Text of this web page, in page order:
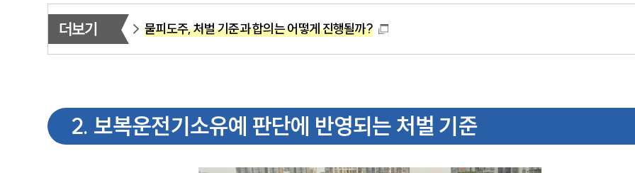
더보기 물피도주, 처벌 기준과 합의는 어떻게 진행될까?
2. 보복운전기소유예 판단에 반영되는 처벌 기준